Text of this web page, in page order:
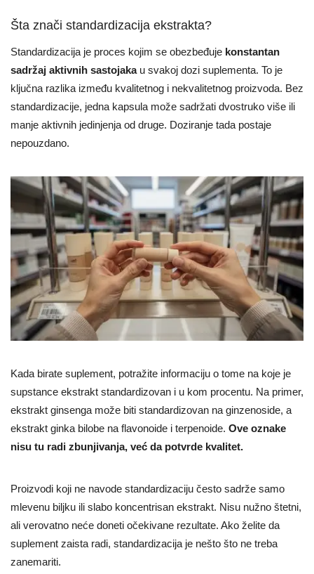
Šta znači standardizacija ekstrakta?
Standardizacija je proces kojim se obezbeđuje konstantan
sadržaj aktivnih sastojakau svakoj dozi suplementa. To je
ključna razlika između kvalitetnog i nekvalitetnog proizvoda. Bez
standardizacije, jedna kapsula može sadržati dvostruko više ili
manje aktivnih jedinjenja od druge. Doziranje tada postaje
nepouzdano.
Kada birate suplement, potražite informaciju o tome na koje je
supstance ekstrakt standardizovan i u kom procentu. Na primer,
ekstrakt ginsenga može biti standardizovan na ginzenoside, a
ekstrakt ginka bilobe na flavonoide i terpenoide. Ove oznake
nisu tu radi zbunjivanja, već da potvrde kvalitet.
Proizvodi koji ne navode standardizaciju često sadrže samo
mlevenu biljku ili slabo koncentrisan ekstrakt. Nisu nužno štetni,
ali verovatno neće doneti očekivane rezultate. Ako želite da
suplement zaista radi, standardizacija je nešto što ne treba
zanemariti.